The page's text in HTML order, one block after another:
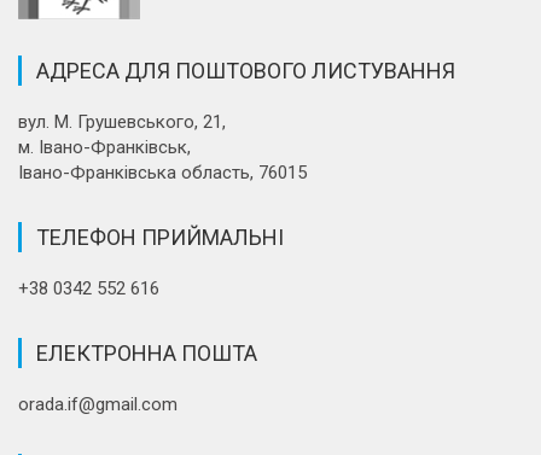
АДРЕСА ДЛЯ ПОШТОВОГО ЛИСТУВАННЯ
вул. М. Грушевського, 21,
м. Івано-Франківськ,
Івано-Франківська область, 76015
ТЕЛЕФОН ПРИЙМАЛЬНІ
+38 0342 552 616
ЕЛЕКТРОННА ПОШТА
orada.if@gmail.com